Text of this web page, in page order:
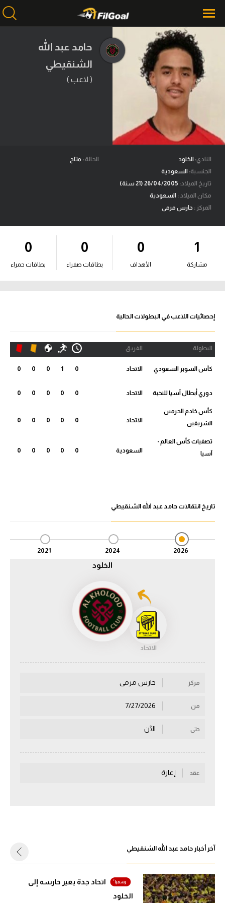
محتوى إخباري
الرئيسية
أخبار
مباريات
ميركاتو
فانتازي في الجول
مسابقة التوقعات
فيديوهات
آراء حرة
ركن الألعاب
الدوري المصري
الدوري الإنجليزي الممتاز
الدوري الألماني
الدوري الفرنسي
كل البطولات
الدوري الإنجليزي
الدوري الإسباني
دوري أبطال أوروبا
القسم الثاني
كرة سلة
كرة طائرة
حامد عبد الله
الشنقيطي
( لاعب )
النادي: الخلود
الجنسية: السعودية
تاريخ الميلاد:
مكان الميلاد : السعودية
المركز : حارس مرمى
الحالة : متاح
1
مشاركة
0
الأهداف
0
بطاقات صفراء
0
بطاقات حمراء
إحصائيات اللاعب في البطولات الحالية
البطولة الفريق
كأس السوبر السعودي الاتحاد 0
1
0
0
0
دوري أبطال آسيا للنخبة الاتحاد 0
0
0
0
0
كأس خادم الحرمين
الشريفين
الاتحاد 0
0
0
0
0
تصفيات كأس العالم -
آسيا
السعودية 0
0
0
0
0
تاريخ انتقالات حامد عبد الله الشنقيطي
2026
2024
2021
الخلود
الاتحاد
مركز حارس مرمى
من
حتى الآن
عقد إعارة
آخر أخبار حامد عبد الله الشنقيطي
اتحاد جدة يعير حارسه إلى
الخلود